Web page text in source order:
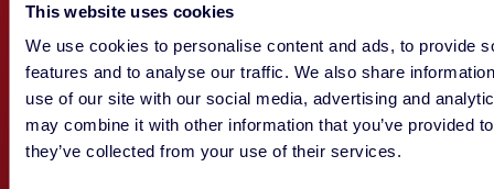
This website uses cookies
We use cookies to personalise content and ads, to provide
features and to analyse our traffic. We also share
use of our site with our social media, advertising and
may combine it with other information that you’ve provided
they’ve collected from your use of their services.